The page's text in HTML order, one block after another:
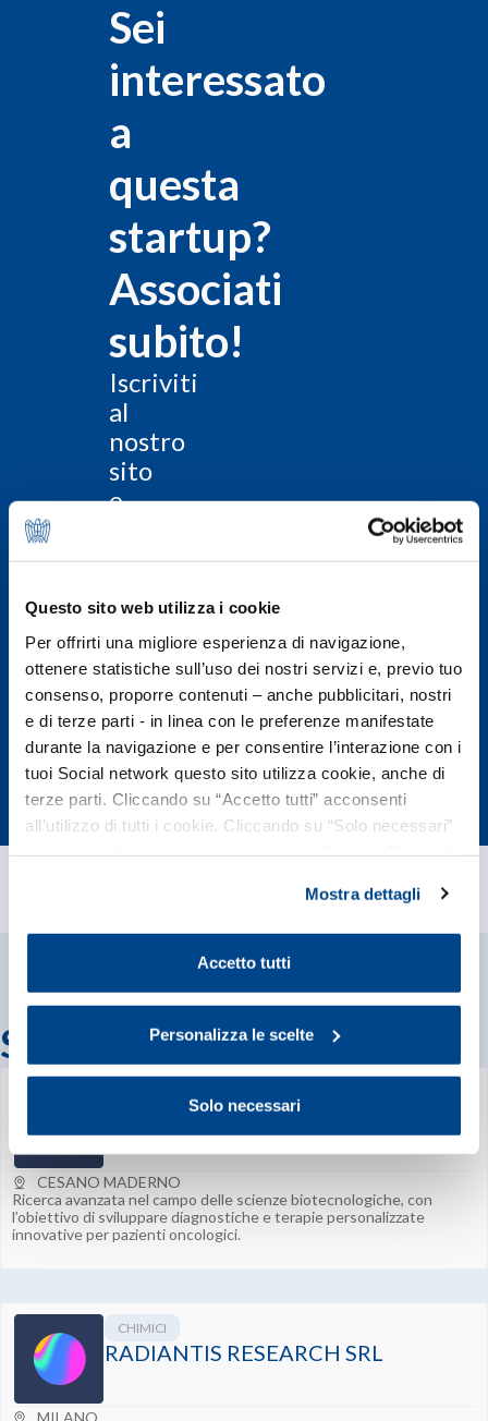
Questo sito web utilizza i cookie
Per offrirti una migliore esperienza di navigazione,
ottenere statistiche sull’uso dei nostri servizi e, previo tuo
consenso, proporre contenuti – anche pubblicitari, nostri
e di terze parti - in linea con le preferenze manifestate
durante la navigazione e per consentire l’interazione con i
tuoi Social network questo sito utilizza cookie, anche di
terze parti. Cliccando su “Accetto tutti” acconsenti
all’utilizzo di tutti i cookie. Cliccando su “Solo necessari”
propria volontà in relazione a ciascuna categoria di
cookie del sito. Per ulteriori informazioni consulta la
Mostra dettagli
Accetto tutti
Personalizza le scelte
Solo necessari
Sei
interessato
a
questa
startup?
Associati
subito!
Iscriviti
al
nostro
sito
e
le
per
associarti
Associati
subito
Startup correlate
THERA65 SRL
CESANO MADERNO
Ricerca avanzata nel campo delle scienze biotecnologiche, con
l’obiettivo di sviluppare diagnostiche e terapie personalizzate
innovative per pazienti oncologici.
CHIMICI
RADIANTIS RESEARCH SRL
MILANO